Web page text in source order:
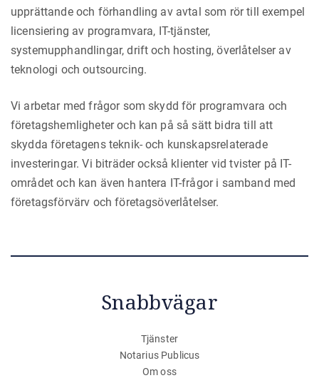
upprättande och förhandling av avtal som rör till exempel
licensiering av programvara, IT-tjänster,
systemupphandlingar, drift och hosting, överlåtelser av
teknologi och outsourcing.
Vi arbetar med frågor som skydd för programvara och
företagshemligheter och kan på så sätt bidra till att
skydda företagens teknik- och kunskapsrelaterade
investeringar. Vi biträder också klienter vid tvister på IT-
området och kan även hantera IT-frågor i samband med
företagsförvärv och företagsöverlåtelser.
Snabbvägar
Tjänster
Notarius Publicus
Om oss